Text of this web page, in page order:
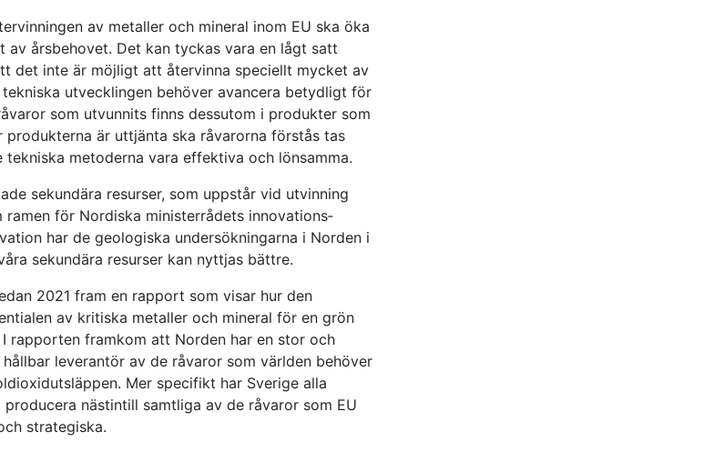
av metaller och mineral inom EU ska öka
av årsbehovet. Det kan tyckas vara en lågt satt
det inte är möjligt att återvinna speciellt mycket av
utvecklingen behöver avancera betydligt för
som utvunnits finns dessutom i produkter som
är uttjänta ska råvarorna förstås tas
tekniska metoderna vara effektiva och lönsamma.
sekundära resurser, som uppstår vid utvinning
ramen för Nordiska minister­rådets innovations­
har de geologiska undersökningarna i Norden i
sekundära resurser kan nyttjas bättre.
2021 fram en rapport som visar hur den
av kritiska metaller och mineral för en grön
rapporten framkom att Norden har en stor och
leverantör av de råvaror som världen behöver
Mer specifikt har Sverige alla
nästintill samtliga av de råvaror som EU
strategiska.